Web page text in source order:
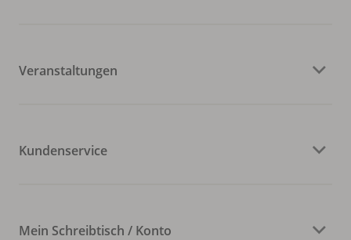
Veranstaltungen
Kundenservice
Mein Schreibtisch / Konto